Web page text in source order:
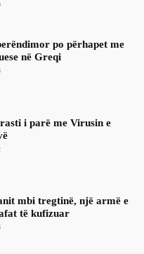
po përhapet me
në Greqi
i parë me Virusin e
mbi tregtinë, një armë e
të kufizuar